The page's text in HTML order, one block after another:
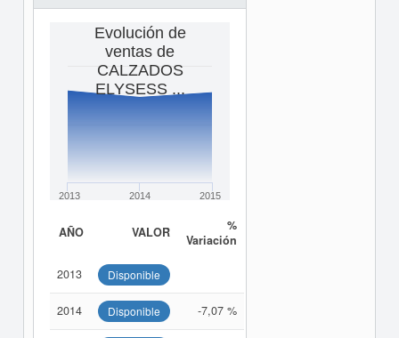
Evolución de
ventas de
CALZADOS
ELYSESS ...
2013 2014 2015
AÑO VALOR
%
Variación
2013 Disponible
2014 Disponible -7,07 %